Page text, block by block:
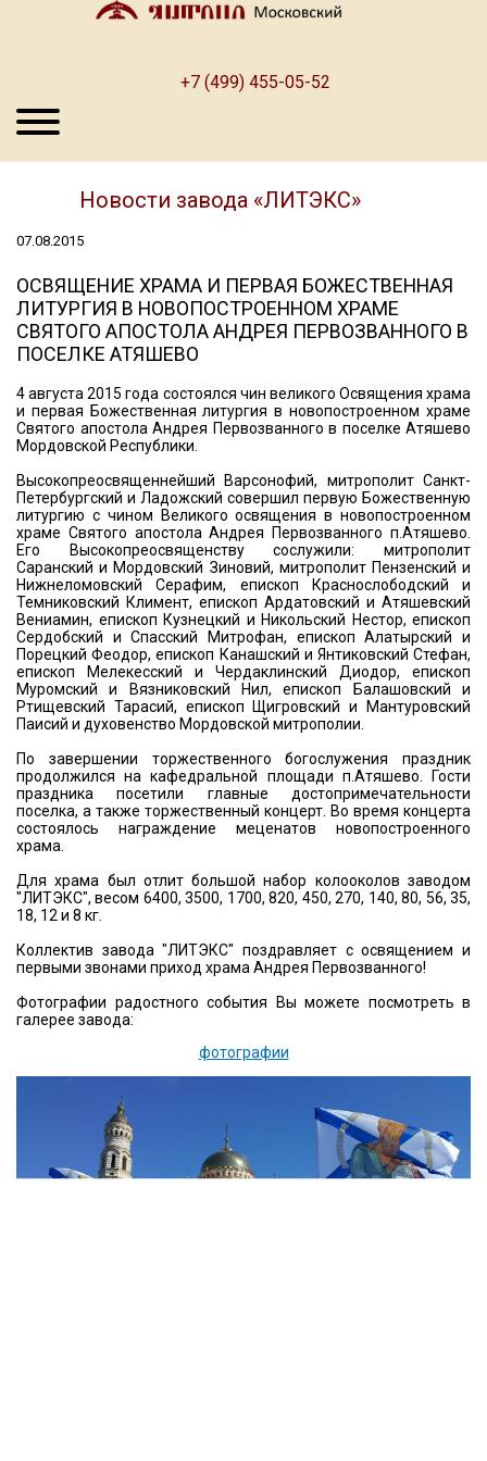
+7 (499) 455-05-52
Новости завода «ЛИТЭКС»
07.08.2015
ОСВЯЩЕНИЕ ХРАМА И ПЕРВАЯ БОЖЕСТВЕННАЯ
ЛИТУРГИЯ В НОВОПОСТРОЕННОМ ХРАМЕ
СВЯТОГО АПОСТОЛА АНДРЕЯ ПЕРВОЗВАННОГО В
ПОСЕЛКЕ АТЯШЕВО
4 августа 2015 года состоялся чин великого Освящения храма
и первая Божественная литургия в новопостроенном храме
Святого апостола Андрея Первозванного в поселке Атяшево
Мордовской Республики.
Высокопреосвященнейший Варсонофий, митрополит Санкт-
Петербургский и Ладожский совершил первую Божественную
литургию с чином Великого освящения в новопостроенном
храме Святого апостола Андрея Первозванного п.Атяшево.
Его Высокопреосвященству сослужили: митрополит
Саранский и Мордовский Зиновий, митрополит Пензенский и
Нижнеломовский Серафим, епископ Краснослободский и
Темниковский Климент, епископ Ардатовский и Атяшевский
Вениамин, епископ Кузнецкий и Никольский Нестор, епископ
Сердобский и Спасский Митрофан, епископ Алатырский и
Порецкий Феодор, епископ Канашский и Янтиковский Стефан,
епископ Мелекесский и Чердаклинский Диодор, епископ
Муромский и Вязниковский Нил, епископ Балашовский и
Ртищевский Тарасий, епископ Щигровский и Мантуровский
Паисий и духовенство Мордовской митрополии.
По завершении торжественного богослужения праздник
продолжился на кафедральной площади п.Атяшево. Гости
праздника посетили главные достопримечательности
поселка, а также торжественный концерт. Во время концерта
состоялось награждение меценатов новопостроенного
храма.
Для храма был отлит большой набор колооколов заводом
"ЛИТЭКС", весом 6400, 3500, 1700, 820, 450, 270, 140, 80, 56, 35,
18, 12 и 8 кг.
Коллектив завода "ЛИТЭКС" поздравляет с освящением и
первыми звонами приход храма Андрея Первозванного!
Фотографии радостного события Вы можете посмотреть в
галерее завода:
фотографии